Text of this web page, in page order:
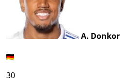
A. Donkor
30